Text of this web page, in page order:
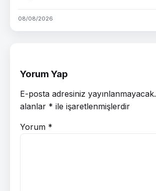
08/08/2026
Yorum Yap
E-posta adresiniz yayınlanmayacak.
alanlar * ile işaretlenmişlerdir
Yorum *